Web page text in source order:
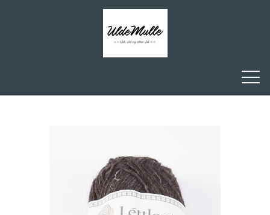
ULDEMULLE